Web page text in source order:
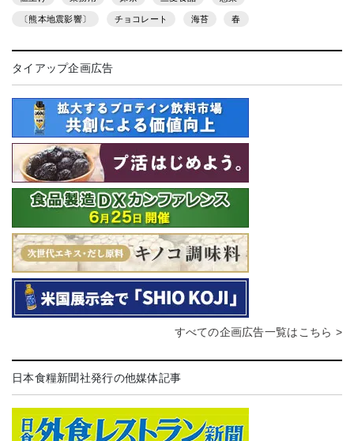
〔熊本地震影響〕 チョコレート 海苔 春
タイアップ企画広告
すべての企画広告一覧はこちら >
日本食糧新聞社発行の他媒体記事